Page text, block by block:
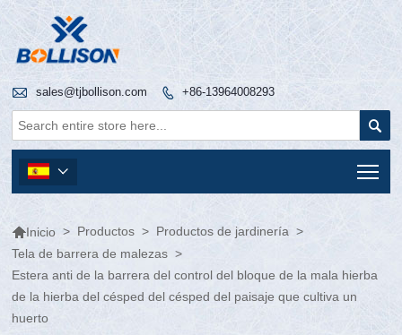
 sales@tjbollison.com  +86-13964008293


Inicio > Productos > Productos de jardinería >
Tela de barrera de malezas >
Estera anti de la barrera del control del bloque de la mala hierba
de la hierba del césped del césped del paisaje que cultiva un
huerto